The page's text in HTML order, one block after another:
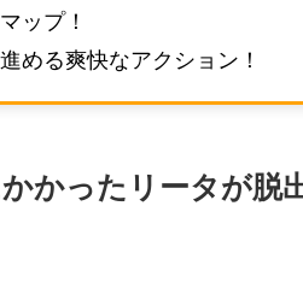
ップ！
める爽快なアクション！
ったリータが脱